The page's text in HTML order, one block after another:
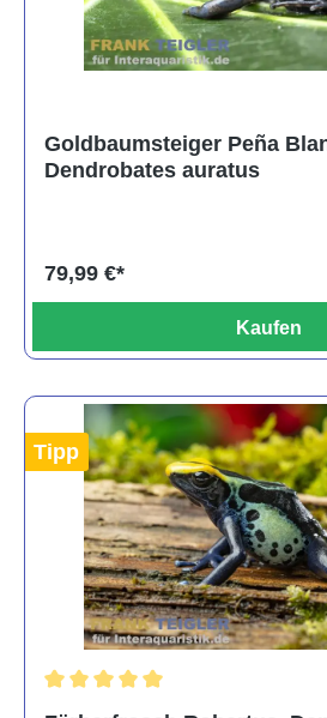
Goldbaumsteiger Peña
Dendrobates auratus
79,99 €*
Kaufen
Tipp